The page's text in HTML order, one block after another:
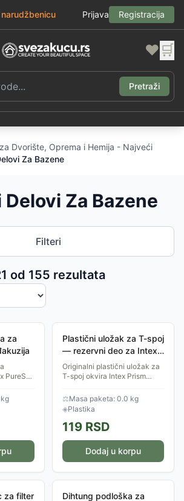
Prijava Registracija
❤️ 🛒
Pretraži
Dvorište, Oprema i Hemija - Najveći
Za Bazene
Za Bazene
Filteri
od 155 rezultata
za
PureSpa
Plastični uložak za T-spoj
— rezervni deo za Intex
Prism Frame bazene
Originalni plastični uložak za
T-spoj okvira Intex Prism
3.66m).
⚖Masa paketa: 0.0 kg
◈Plastika
119 RSD
Dodaj u korpu
za filter
Dihtung podloška za